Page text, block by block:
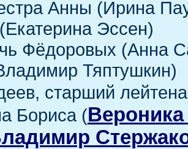
Анны (Ирина
Эссен)
Фёдоровых (Анна
Тяптушкин)
старший
Бориса (Вероника